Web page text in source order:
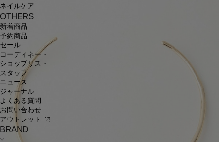
ネイルケア
OTHERS
新着商品
予約商品
セール
コーディネート
ショップリスト
スタッフ
ニュース
ジャーナル
よくある質問
お問い合わせ
アウトレット
BRAND